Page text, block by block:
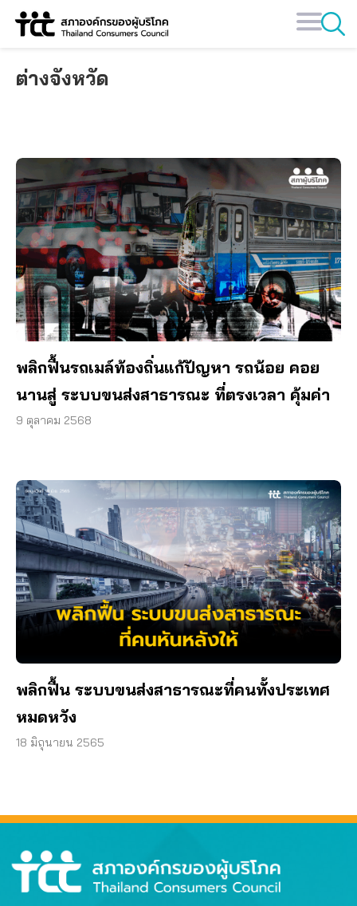
Skip
ต่างจังหวัด
พลิกฟื้นรถเมล์ท้องถิ่นแก้ปัญหา รถน้อย คอย
นานสู่ ระบบขนส่งสาธารณะ ที่ตรงเวลา คุ้มค่า
9 ตุลาคม 2568
พลิกฟื้น ระบบขนส่งสาธารณะที่คนทั้งประเทศ
หมดหวัง
18 มิถุนายน 2565